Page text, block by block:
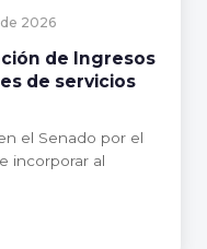
2026
de Ingresos
de servicios
el Senado por el
incorporar al